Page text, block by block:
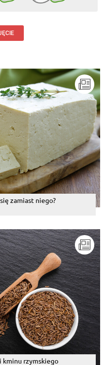
zamiast niego?
kminu rzymskiego